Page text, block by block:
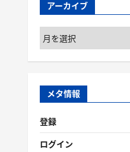
アーカイブ
ア
ー
カ
ブ
メタ情報
登録
ログイン